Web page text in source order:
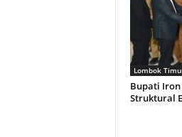
Lombok
Bupati
Struktural